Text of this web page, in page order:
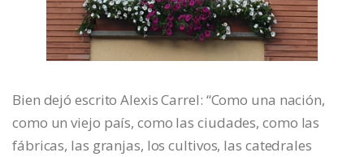
Bien dejó escrito Alexis Carrel: “Como una nación,
como un viejo país, como las ciudades, como las
fábricas, las granjas, los cultivos, las catedrales